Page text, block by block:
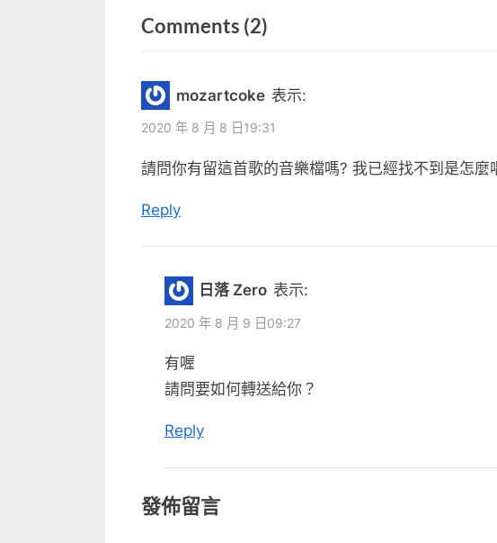
導
覽
v
i
o
u
s
o
s
Comments (2)
“好
歌
久
備
份”
mozartcoke 表示:
2020 年 8 月 8 日19:31
請問你有留這首歌的音樂檔嗎? 我已經找不到是怎麼
Reply
日落 Zero 表示:
2020 年 8 月 9 日09:27
有喔
請問要如何轉送給你？
Reply
發佈留言